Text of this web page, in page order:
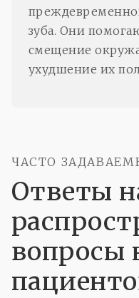
зуба. Они
смещение
ухудшение их
ЧАСТО
Ответы
вопросы